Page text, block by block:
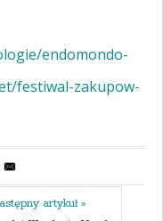
endomondo-
festiwal-zakupow-
artykuł »